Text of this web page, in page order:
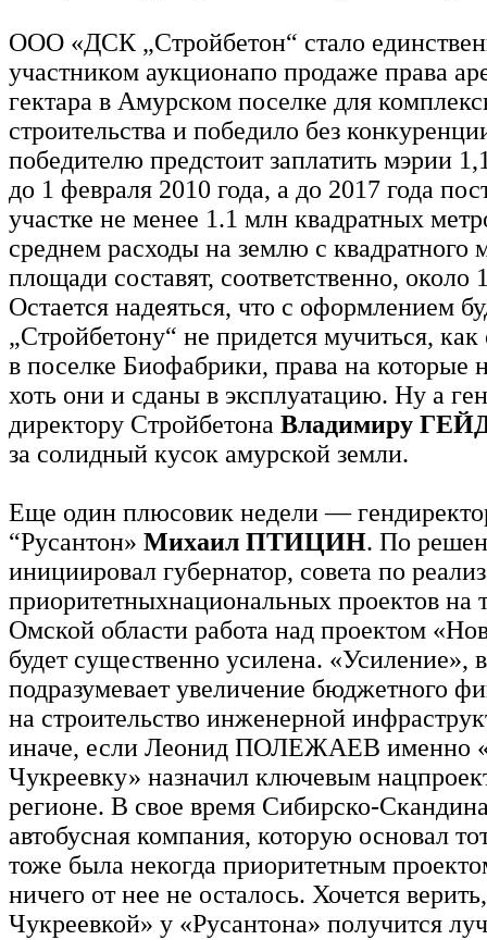
ООО «ДСК „Стройбетон“ стало
участником аукционапо продаже права
гектара в Амурском поселке для
строительства и победило без
победителю предстоит заплатить мэрии
до 1 февраля 2010 года, а до 2017 года
участке не менее 1.1 млн квадратных
среднем расходы на землю с квадратного
площади составят, соответственно, около
Остается надеяться, что с оформлением
„Стройбетону“ не придется мучиться,
в поселке Биофабрики, права на которые
хоть они и сданы в эксплуатацию. Ну а
директору Стройбетона Владимиру
за солидный кусок амурской земли.
Еще один плюсовик недели —
“Русантон» Михаил ПТИЦИН. По
инициировал губернатор, совета по
приоритетныхнациональных проектов на
Омской области работа над проектом
будет существенно усилена. «Усиление»,
подразумевает увеличение бюджетного
на строительство инженерной
иначе, если Леонид ПОЛЕЖАЕВ именно
Чукреевку» назначил ключевым
регионе. В свое время Сибирско-
автобусная компания, которую основал
тоже была некогда приоритетным
ничего от нее не осталось. Хочется
Чукреевкой» у «Русантона» получится